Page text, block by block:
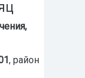
, район